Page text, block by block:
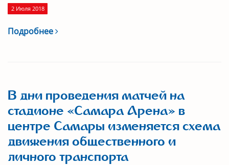
2 Июля 2018
Подробнее
В дни проведения матчей на
стадионе «Самара Арена» в
центре Самары изменяется схема
движения общественного и
личного транспорта